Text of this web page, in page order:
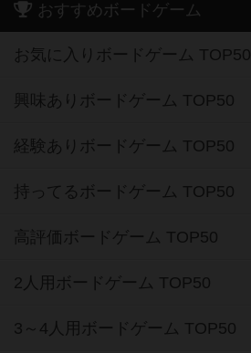
おすすめボードゲーム
お気に入りボードゲーム TOP50
興味ありボードゲーム TOP50
経験ありボードゲーム TOP50
持ってるボードゲーム TOP50
高評価ボードゲーム TOP50
2人用ボードゲーム TOP50
3～4人用ボードゲーム TOP50